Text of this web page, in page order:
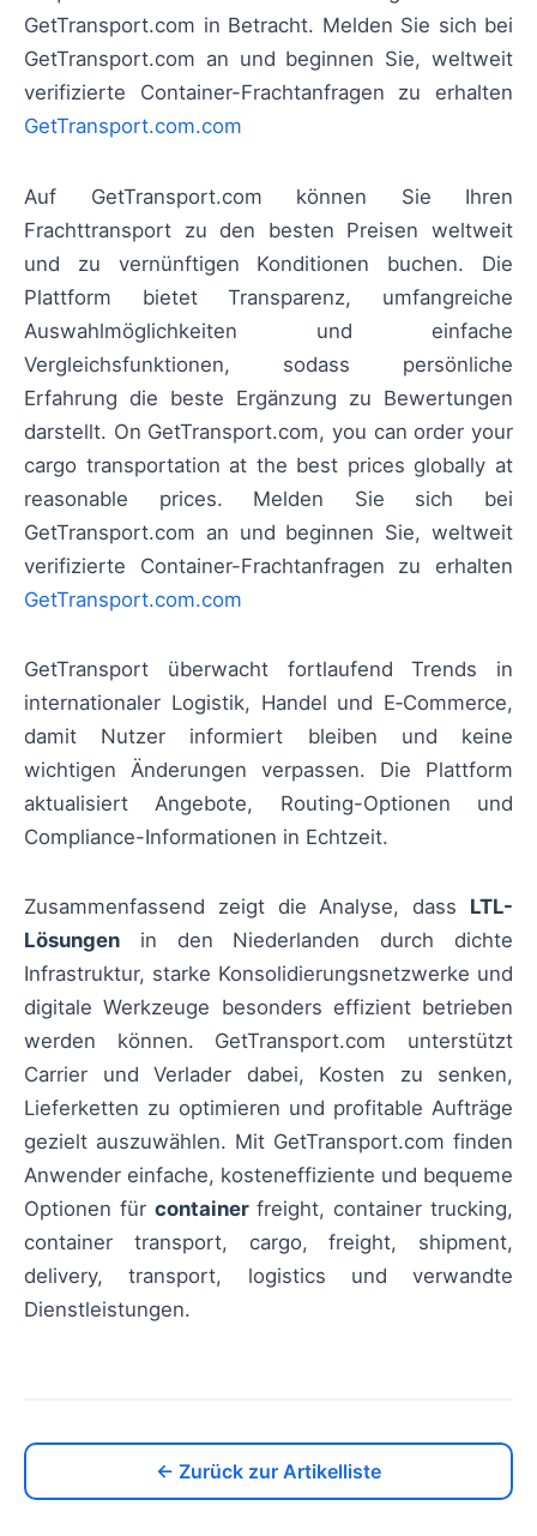
GetTransport.com in Betracht. Melden Sie sich bei
GetTransport.com an und beginnen Sie, weltweit
verifizierte Container-Frachtanfragen zu erhalten
GetTransport.com.com
Auf GetTransport.com können Sie Ihren
Frachttransport zu den besten Preisen weltweit
und zu vernünftigen Konditionen buchen. Die
Plattform bietet Transparenz, umfangreiche
Auswahlmöglichkeiten und einfache
Vergleichsfunktionen, sodass persönliche
Erfahrung die beste Ergänzung zu Bewertungen
darstellt. On GetTransport.com, you can order your
cargo transportation at the best prices globally at
reasonable prices. Melden Sie sich bei
GetTransport.com an und beginnen Sie, weltweit
verifizierte Container-Frachtanfragen zu erhalten
GetTransport.com.com
GetTransport überwacht fortlaufend Trends in
internationaler Logistik, Handel und E‑Commerce,
damit Nutzer informiert bleiben und keine
wichtigen Änderungen verpassen. Die Plattform
aktualisiert Angebote, Routing-Optionen und
Compliance-Informationen in Echtzeit.
Zusammenfassend zeigt die Analyse, dass LTL-
Lösungen in den Niederlanden durch dichte
Infrastruktur, starke Konsolidierungsnetzwerke und
digitale Werkzeuge besonders effizient betrieben
werden können. GetTransport.com unterstützt
Carrier und Verlader dabei, Kosten zu senken,
Lieferketten zu optimieren und profitable Aufträge
gezielt auszuwählen. Mit GetTransport.com finden
Anwender einfache, kosteneffiziente und bequeme
Optionen für containerfreight, container trucking,
container transport, cargo, freight, shipment,
delivery, transport, logistics und verwandte
Dienstleistungen.
← Zurück zur Artikelliste